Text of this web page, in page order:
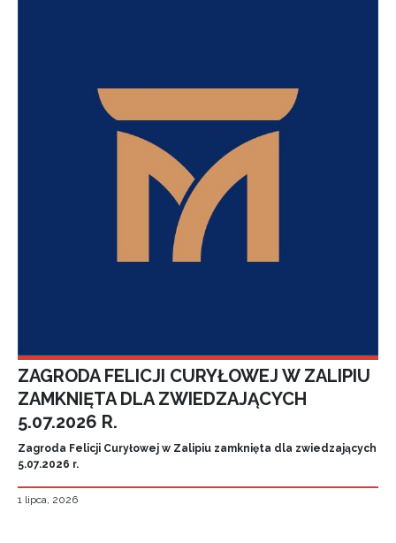
ZAGRODA FELICJI CURYŁOWEJ W ZALIPIU
ZAMKNIĘTA DLA ZWIEDZAJĄCYCH
5.07.2026 R.
Zagroda Felicji Curyłowej w Zalipiu zamknięta dla zwiedzających
5.07.2026 r.
1 lipca, 2026